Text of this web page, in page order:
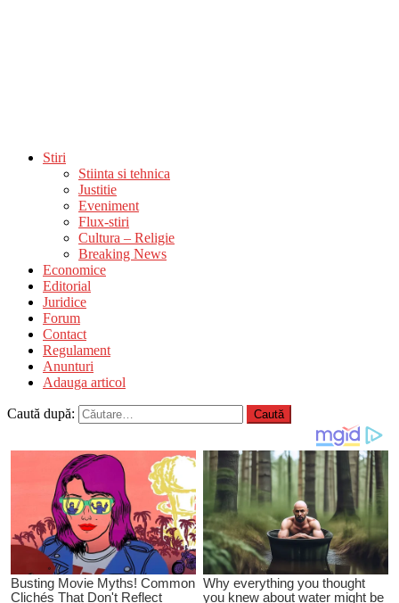
Stiri
Stiinta si tehnica
Justitie
Eveniment
Flux-stiri
Cultura – Religie
Breaking News
Economice
Editorial
Juridice
Forum
Contact
Regulament
Anunturi
Adauga articol
Caută după: